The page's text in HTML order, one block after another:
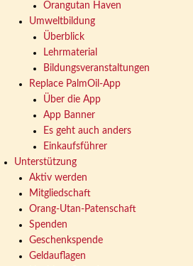
Orangutan Haven
Umweltbildung
Überblick
Lehrmaterial
Bildungsveranstaltungen
Replace PalmOil-App
Über die App
App Banner
Es geht auch anders
Einkaufsführer
Unterstützung
Aktiv werden
Mitgliedschaft
Orang-Utan-Patenschaft
Spenden
Geschenkspende
Geldauflagen